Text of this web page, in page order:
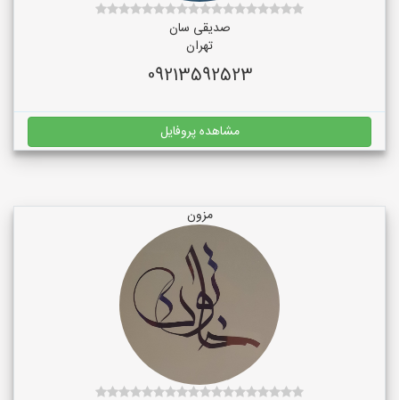
صدیقی سان
تهران
09213592523
مشاهده پروفایل
مزون